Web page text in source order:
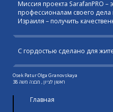
Миссия проекта SarafanPRO
профессионалам своего дела
Израиля – получить
С гордостью сделано для
Osek Patur Olga Granovskaya
ראשון לציון , מבצה משה 38
Главная